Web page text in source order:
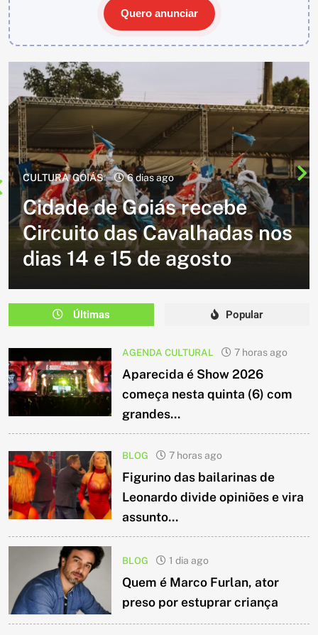
Quero anunciar
CULTURA 2 semanas ago
Cavalgada do Batom está de
volta e promete reunir
milhares de participantes
em Caldazinha
Últimas Popular
AGENDA CULTURAL 7 horas ago
Aparecida é Show 2026
começa nesta quinta (6) com
grandes...
BLOG 7 horas ago
Figurino das bailarinas de
Leonardo divide opiniões e vira
assunto...
BLOG 1 dia ago
Quem é Marco Furlan, ator
preso por estuprar criança